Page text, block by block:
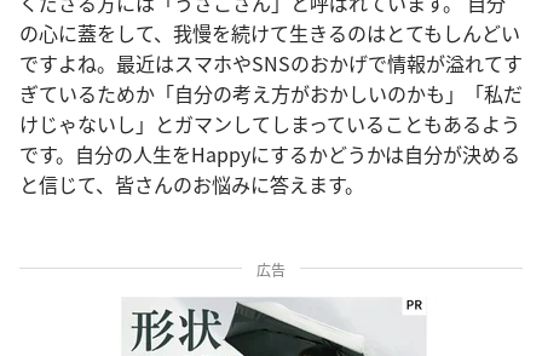
の心に蓋をして、我慢を続けて生きるのはとてもしんどい
ですよね。最近はスマホやSNSのおかげで情報が溢れてす
ぎているためか「自分の考え方がおかしいのかも」「私だ
けじゃないし」とガマンしてしまっていることもあるよう
です。自分の人生をHappyにするかどうかは自分が決める
と信じて、皆さんのお悩みに答えます。
広告